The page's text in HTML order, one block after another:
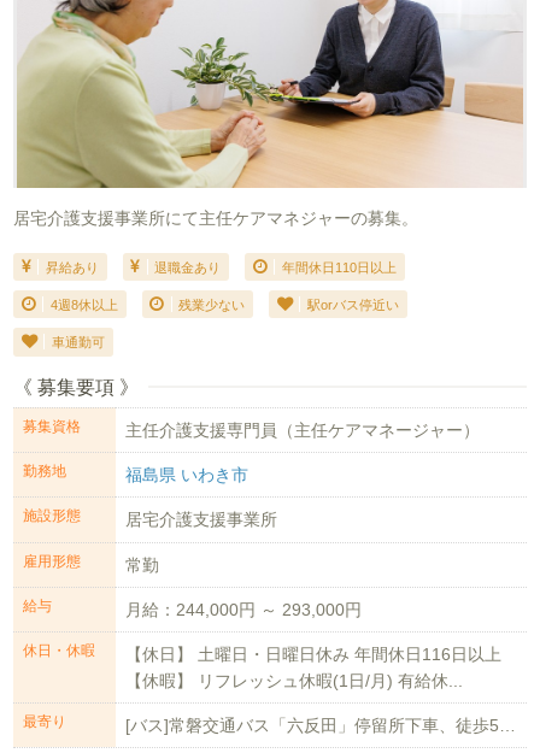
居宅介護支援事業所にて主任ケアマネジャーの募集。
昇給あり 退職金あり 年間休日110日以上
4週8休以上 残業少ない 駅orバス停近い
車通勤可
《 募集要項 》
募集資格 主任介護支援専門員（主任ケアマネージャー）
勤務地 福島県 いわき市
施設形態 居宅介護支援事業所
雇用形態 常勤
給与 月給：244,000円 ～ 293,000円
休日・休暇
【休日】 土曜日・日曜日休み 年間休日116日以上
【休暇】 リフレッシュ休暇(1日/月) 有給休...
最寄り